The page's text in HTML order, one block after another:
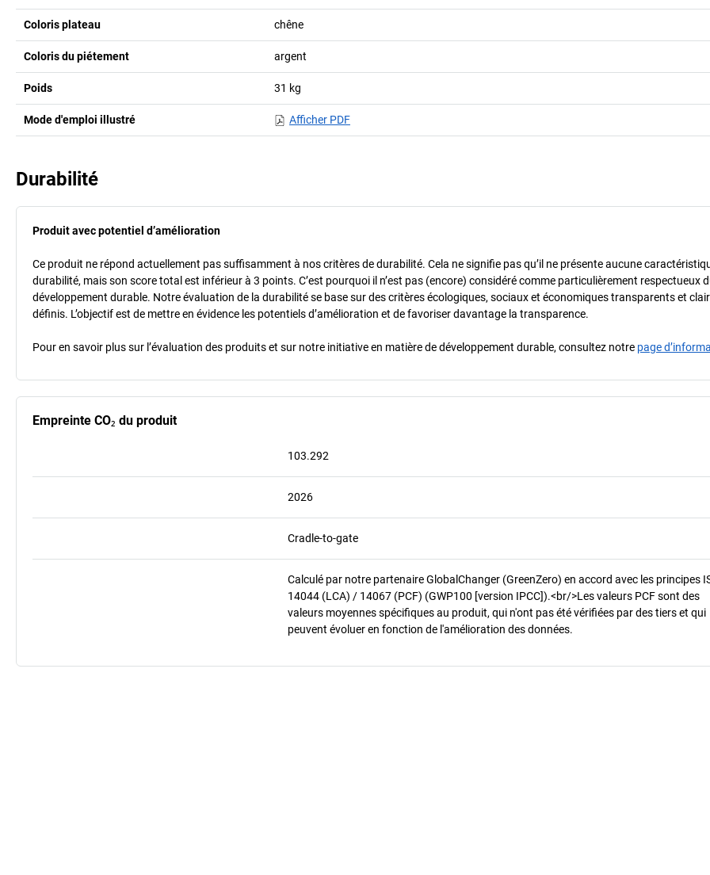
Coloris plateau chêne
Coloris du piétement argent
Poids 31 kg
Mode d'emploi illustré Afficher PDF
Durabilité
Produit avec potentiel d’amélioration
Ce produit ne répond actuellement pas suffisamment à nos critères de durabilité. Cela ne signifie pas qu’il ne présente aucune
durabilité, mais son score total est inférieur à 3 points. C’est pourquoi il n’est pas (encore) considéré comme particulièrement respectueux
développement durable. Notre évaluation de la durabilité se base sur des critères écologiques, sociaux et économiques transparents et
définis. L’objectif est de mettre en évidence les potentiels d’amélioration et de favoriser davantage la transparence.
Pour en savoir plus sur l’évaluation des produits et sur notre initiative en matière de développement durable, consultez notre page
Empreinte CO₂ du produit
103.292
2026
Cradle-to-gate
Calculé par notre partenaire GlobalChanger (GreenZero) en accord avec les principes
14044 (LCA) / 14067 (PCF) (GWP100 [version IPCC]).<br/>Les valeurs PCF sont des
valeurs moyennes spécifiques au produit, qui n'ont pas été vérifiées par des tiers et qui
peuvent évoluer en fonction de l'amélioration des données.